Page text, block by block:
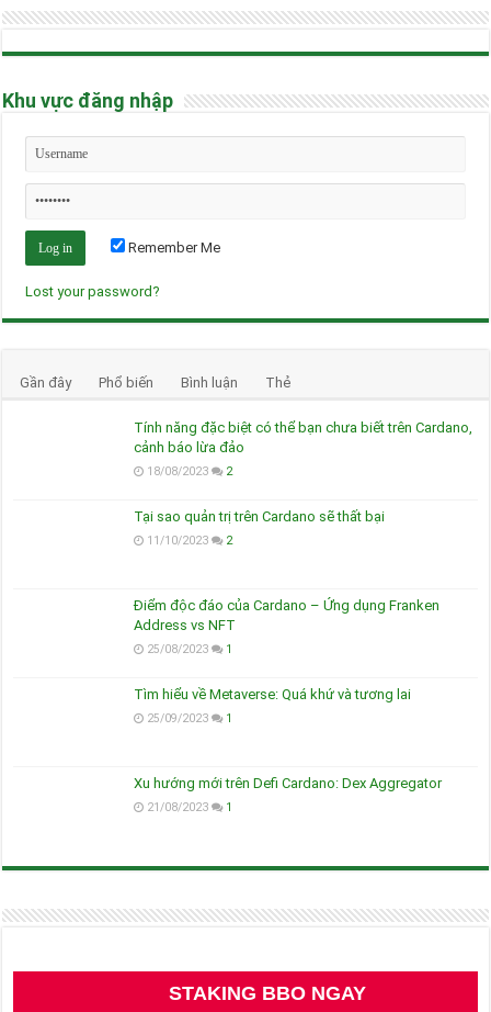
Khu vực đăng nhập
Remember Me
Lost your password?
Gần đây Phổ biến Bình luận Thẻ
Tính năng đặc biệt có thể bạn chưa biết trên Cardano,
cảnh báo lừa đảo
18/08/2023 2
Tại sao quản trị trên Cardano sẽ thất bại
11/10/2023 2
Điểm độc đáo của Cardano – Ứng dụng Franken
Address vs NFT
25/08/2023 1
Tìm hiểu về Metaverse: Quá khứ và tương lai
25/09/2023 1
Xu hướng mới trên Defi Cardano: Dex Aggregator
21/08/2023 1
STAKING BBO NGAY